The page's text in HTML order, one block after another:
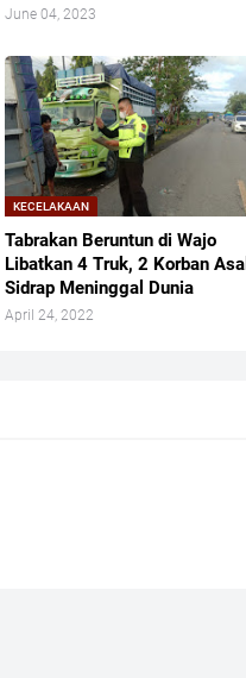
June 04, 2023
KECELAKAAN
Tabrakan Beruntun di Wajo
Libatkan 4 Truk, 2 Korban Asal
Sidrap Meninggal Dunia
April 24, 2022